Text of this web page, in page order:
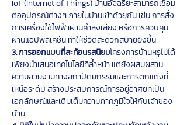
IoT (Internet of Things) บ้านอัจฉริยะสามารถเชื่อม
ต่ออุปกรณ์ต่างๆ ภายในบ้านเข้าด้วยกัน เช่น การสั่ง
การเครื่องใช้ไฟฟ้าผ่านคำสั่งเสียง หรือการควบคุม
ผ่านแอปพลิเคชัน ทำให้ชีวิตสะดวกสบายยิ่งขึ้น
3. การออกแบบที่สะท้อนรสนิยมโครงการบ้านหรูไม่ได้
เพียงนำเสนอเทคโนโลยีที่ล้ำหน้า แต่ยังผสมผสาน
ความสวยงามทางสถาปัตยกรรมและการตกแต่งที่
เหนือระดับ สร้างประสบการณ์การอยู่อาศัยที่เป็น
เอกลักษณ์และเติมเต็มความภาคภูมิใจให้กับเจ้าของ
บ้าน